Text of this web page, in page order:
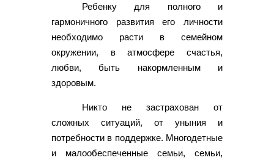
Ребенку для полного и
гармоничного развития его личности
необходимо расти в семейном
окружении, в атмосфере счастья,
любви, быть накормленным и
здоровым.
Никто не застрахован от
сложных ситуаций, от уныния и
потребности в поддержке. Многодетные
и малообеспеченные семьи, семьи,